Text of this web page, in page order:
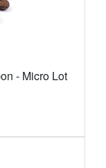
- Micro Lot